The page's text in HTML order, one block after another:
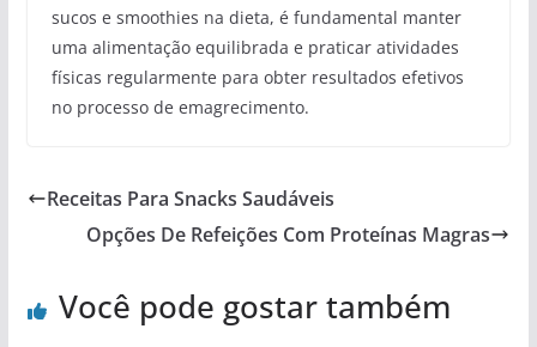
sucos e smoothies na dieta, é fundamental manter
uma alimentação equilibrada e praticar atividades
físicas regularmente para obter resultados efetivos
no processo de emagrecimento.
Receitas Para Snacks Saudáveis
Opções De Refeições Com Proteínas Magras
Você pode gostar também